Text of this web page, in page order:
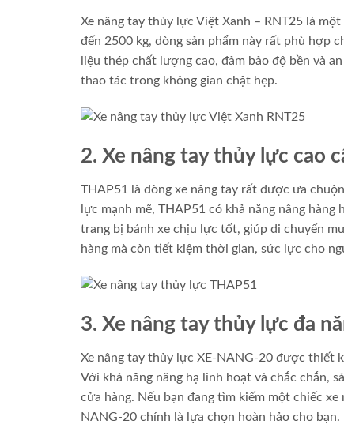
Xe nâng tay thủy lực Việt Xanh – RNT25 là
đến 2500 kg, dòng sản phẩm này rất phù hợp
liệu thép chất lượng cao, đảm bảo độ bền và
thao tác trong không gian chật hẹp.
2. Xe nâng tay thủy lực cao
THAP51 là dòng xe nâng tay rất được ưa
lực mạnh mẽ, THAP51 có khả năng nâng
trang bị bánh xe chịu lực tốt, giúp di chuyển
hàng mà còn tiết kiệm thời gian, sức lực cho
3. Xe nâng tay thủy lực đa
Xe nâng tay thủy lực XE-NANG-20 được thiết
Với khả năng nâng hạ linh hoạt và chắc chắn,
cửa hàng. Nếu bạn đang tìm kiếm một chiếc
NANG-20 chính là lựa chọn hoàn hảo cho bạn.